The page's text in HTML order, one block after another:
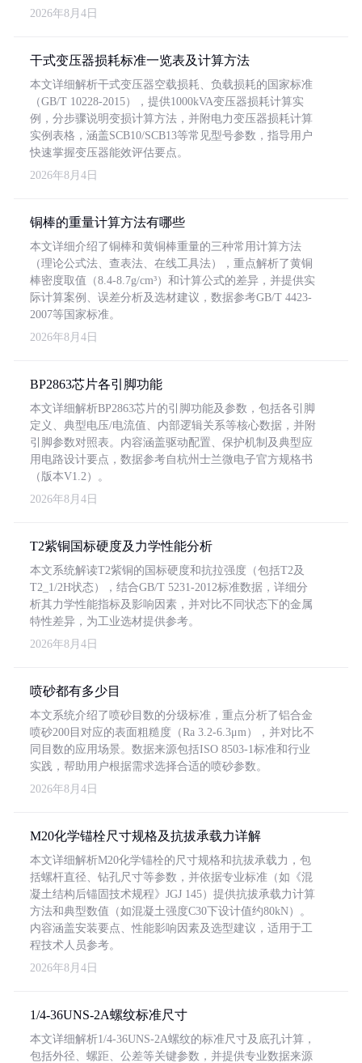
2026年8月4日
干式变压器损耗标准一览表及计算方法
本文详细解析干式变压器空载损耗、负载损耗的国家标准
（GB/T 10228-2015），提供1000kVA变压器损耗计算实
例，分步骤说明变损计算方法，并附电力变压器损耗计算
实例表格，涵盖SCB10/SCB13等常见型号参数，指导用户
快速掌握变压器能效评估要点。
2026年8月4日
铜棒的重量计算方法有哪些
本文详细介绍了铜棒和黄铜棒重量的三种常用计算方法
（理论公式法、查表法、在线工具法），重点解析了黄铜
棒密度取值（8.4-8.7g/cm³）和计算公式的差异，并提供实
际计算案例、误差分析及选材建议，数据参考GB/T 4423-
2007等国家标准。
2026年8月4日
BP2863芯片各引脚功能
本文详细解析BP2863芯片的引脚功能及参数，包括各引脚
定义、典型电压/电流值、内部逻辑关系等核心数据，并附
引脚参数对照表。内容涵盖驱动配置、保护机制及典型应
用电路设计要点，数据参考自杭州士兰微电子官方规格书
（版本V1.2）。
2026年8月4日
T2紫铜国标硬度及力学性能分析
本文系统解读T2紫铜的国标硬度和抗拉强度（包括T2及
T2_1/2H状态），结合GB/T 5231-2012标准数据，详细分
析其力学性能指标及影响因素，并对比不同状态下的金属
特性差异，为工业选材提供参考。
2026年8月4日
喷砂都有多少目
本文系统介绍了喷砂目数的分级标准，重点分析了铝合金
喷砂200目对应的表面粗糙度（Ra 3.2-6.3μm），并对比不
同目数的应用场景。数据来源包括ISO 8503-1标准和行业
实践，帮助用户根据需求选择合适的喷砂参数。
2026年8月4日
M20化学锚栓尺寸规格及抗拔承载力详解
本文详细解析M20化学锚栓的尺寸规格和抗拔承载力，包
括螺杆直径、钻孔尺寸等参数，并依据专业标准（如《混
凝土结构后锚固技术规程》JGJ 145）提供抗拔承载力计算
方法和典型数值（如混凝土强度C30下设计值约80kN）。
内容涵盖安装要点、性能影响因素及选型建议，适用于工
程技术人员参考。
2026年8月4日
1/4-36UNS-2A螺纹标准尺寸
本文详细解析1/4-36UNS-2A螺纹的标准尺寸及底孔计算，
包括外径、螺距、公差等关键参数，并提供专业数据来源